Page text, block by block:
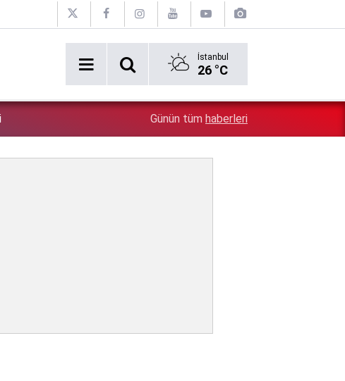
İstanbul
26 °C
Pezeşkiyan, ABD ve İsrail'in ülkesine karşı yapılan
Günün tüm haberleri